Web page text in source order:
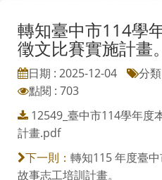
:::
轉知臺中市114學
徵文比賽實施計畫
點閱 : 703
計畫.pdf